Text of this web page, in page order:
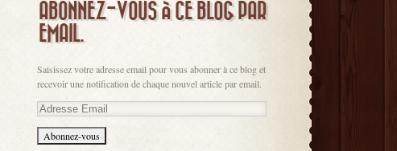
ABONNEZ-VOUS À CE BLOG PAR
EMAIL.
Saisissez votre adresse email pour vous abonner à ce blog et
recevoir une notification de chaque nouvel article par email.
Adresse